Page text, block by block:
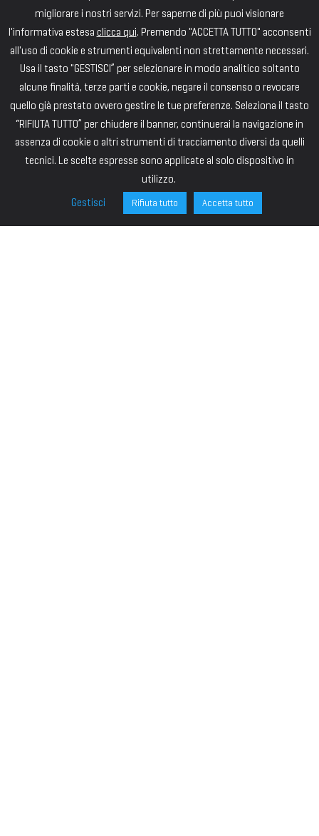
migliorare i nostri servizi. Per saperne di più puoi visionare
l'informativa estesa clicca qui. Premendo "ACCETTA TUTTO" acconsenti
all'uso di cookie e strumenti equivalenti non strettamente necessari.
Usa il tasto "GESTISCI” per selezionare in modo analitico soltanto
alcune finalità, terze parti e cookie, negare il consenso o revocare
quello già prestato ovvero gestire le tue preferenze. Seleziona il tasto
“RIFIUTA TUTTO” per chiudere il banner, continuerai la navigazione in
assenza di cookie o altri strumenti di tracciamento diversi da quelli
tecnici. Le scelte espresse sono applicate al solo dispositivo in
utilizzo.
Gestisci
Rifiuta tutto Accetta tutto